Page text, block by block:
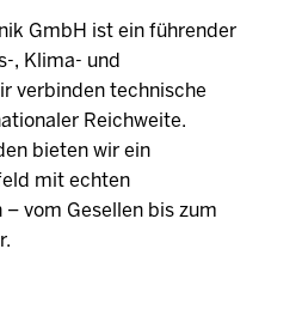
GmbH ist ein führender
, Klima- und
verbinden technische
Reichweite.
bieten wir ein
mit echten
vom Gesellen bis zum